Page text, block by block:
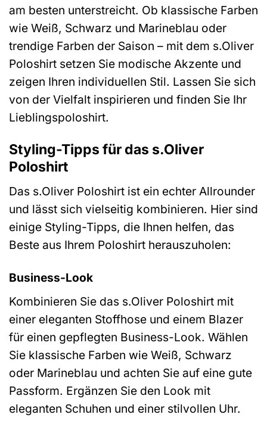
am besten unterstreicht. Ob klassische Farben
wie Weiß, Schwarz und Marineblau oder
trendige Farben der Saison – mit dem s.Oliver
Poloshirt setzen Sie modische Akzente und
zeigen Ihren individuellen Stil. Lassen Sie sich
von der Vielfalt inspirieren und finden Sie Ihr
Lieblingspoloshirt.
Styling-Tipps für das s.Oliver
Poloshirt
Das s.Oliver Poloshirt ist ein echter Allrounder
und lässt sich vielseitig kombinieren. Hier sind
einige Styling-Tipps, die Ihnen helfen, das
Beste aus Ihrem Poloshirt herauszuholen:
Business-Look
Kombinieren Sie das s.Oliver Poloshirt mit
einer eleganten Stoffhose und einem Blazer
für einen gepflegten Business-Look. Wählen
Sie klassische Farben wie Weiß, Schwarz
oder Marineblau und achten Sie auf eine gute
Passform. Ergänzen Sie den Look mit
eleganten Schuhen und einer stilvollen Uhr.